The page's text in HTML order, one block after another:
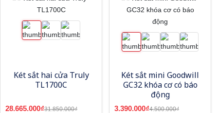
Két sắt hai cửa Truly
TL1700C
28.665.000₫31.850.000₫
Két sắt mini Goodwill
GC32 khóa cơ có báo
động
3.390.000₫4.500.000₫